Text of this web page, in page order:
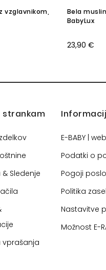
vzglavnikom,
Bela
BabyLux
23,90 €
strankam
Sledenje
vprašanja
E-BABY |
Podatki o
Pogoji
Politika
Nastavitve
Možnost E-